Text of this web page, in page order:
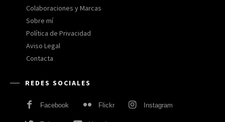
Colaboraciones y Marcas
Sobre mí
Política de Privacidad
Aviso Legal
Contacta
REDES SOCIALES
Facebook Flickr Instagram